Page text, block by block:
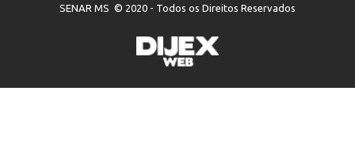
SENAR MS © 2020 - Todos os Direitos Reservados